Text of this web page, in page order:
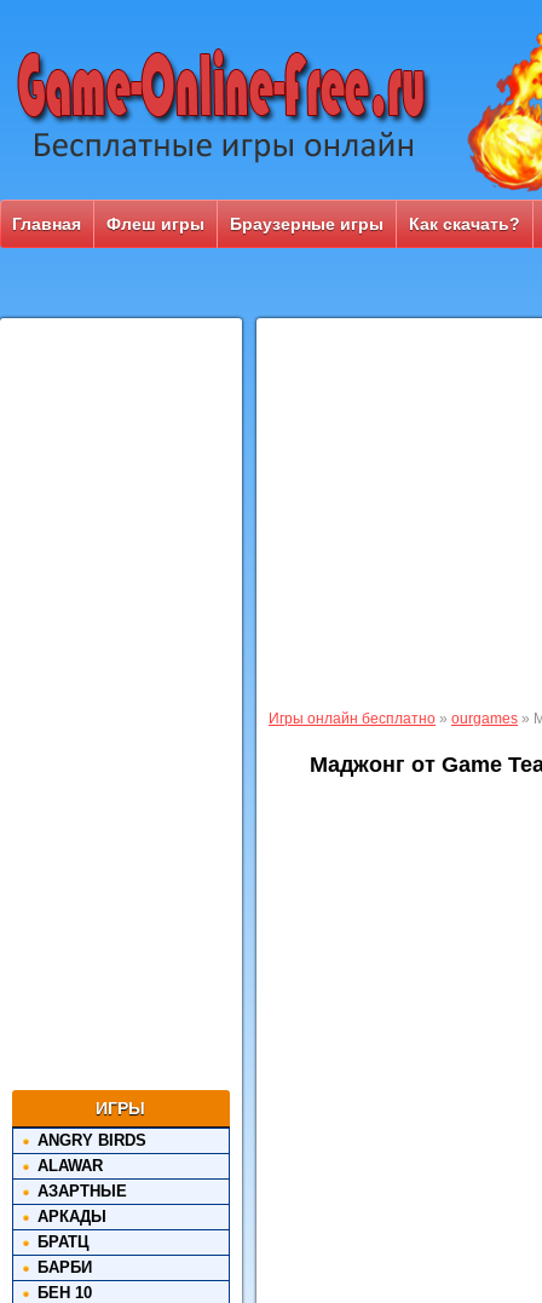
Главная Флеш игры Браузерные игры Как скачать?
ИГРЫ
ANGRY BIRDS
ALAWAR
АЗАРТНЫЕ
АРКАДЫ
БРАТЦ
БАРБИ
БЕН 10
Игры онлайн бесплатно » ourgames »
Маджонг от Game